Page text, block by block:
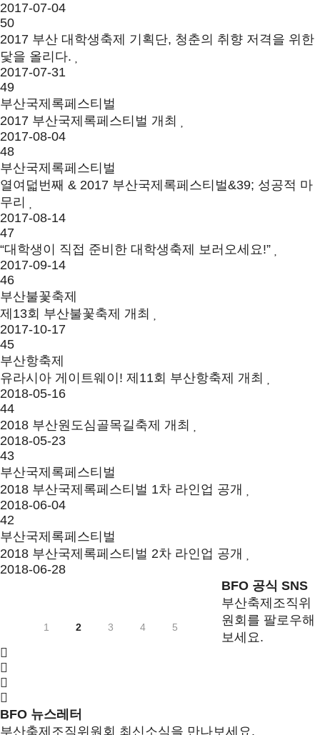
2017-07-04
50
2017 부산 대학생축제 기획단, 청춘의 취향 저격을 위한
닻을 올리다.
2017-07-31
49
부산국제록페스티벌
2017 부산국제록페스티벌 개최
2017-08-04
48
부산국제록페스티벌
열여덟번째 & 2017 부산국제록페스티벌&39; 성공적 마
무리
2017-08-14
47
“대학생이 직접 준비한 대학생축제 보러오세요!”
2017-09-14
46
부산불꽃축제
제13회 부산불꽃축제 개최
2017-10-17
45
부산항축제
유라시아 게이트웨이! 제11회 부산항축제 개최
2018-05-16
44
2018 부산원도심골목길축제 개최
2018-05-23
43
부산국제록페스티벌
2018 부산국제록페스티벌 1차 라인업 공개
2018-06-04
42
부산국제록페스티벌
2018 부산국제록페스티벌 2차 라인업 공개
2018-06-28
1 2 3 4 5
BFO 공식 SNS
부산축제조직위
원회를 팔로우해
보세요.
BFO 뉴스레터
부산축제조직위원회 최신소식을 만나보세요.